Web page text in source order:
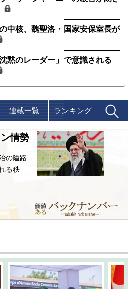
中核、魏聖洛・国家安保室長が
黙のレーダー」で意識される
連載一覧 ランキング
情勢
の隘路
る秩